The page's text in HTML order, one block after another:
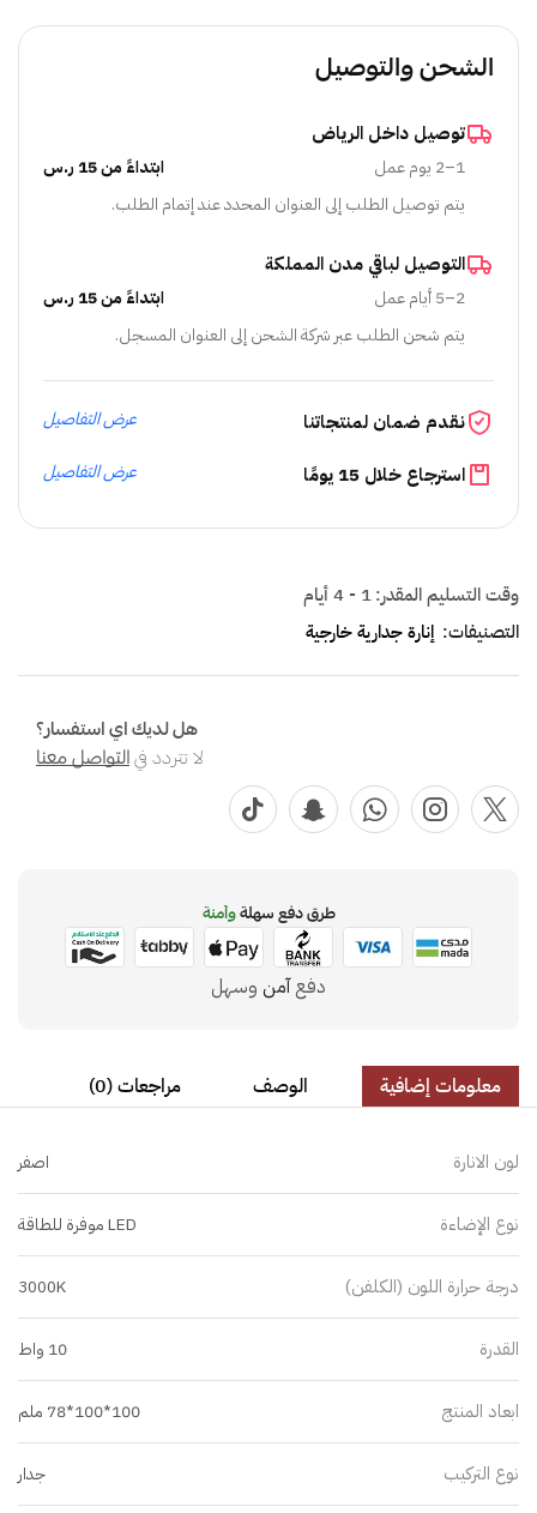
الشحن والتوصيل
توصيل داخل الرياض
1–2 يوم عمل
ابتداءً من 15 ر.س
يتم توصيل الطلب إلى العنوان المحدد عند إتمام الطلب.
التوصيل لباقي مدن المملكة
2–5 أيام عمل
ابتداءً من 15 ر.س
يتم شحن الطلب عبر شركة الشحن إلى العنوان المسجل.
نقدم ضمان لمنتجاتنا عرض التفاصيل
استرجاع خلال 15 يومًا عرض التفاصيل
وقت التسليم المقدر:1 - 4 أيام
التصنيفات: إنارة جدارية خارجية
هل لديك اي استفسار؟
لا تتردد فيالتواصل معنا
طرق دفع سهلةوآمنة
دفعآمن وسهل
معلومات إضافية الوصف مراجعات (0)
لون الانارة اصفر
نوع الإضاءة LED موفرة للطاقة
درجة حرارة اللون (الكلفن) 3000K
القدرة 10 واط
ابعاد المنتج 100*100*78 ملم
نوع التركيب جدار